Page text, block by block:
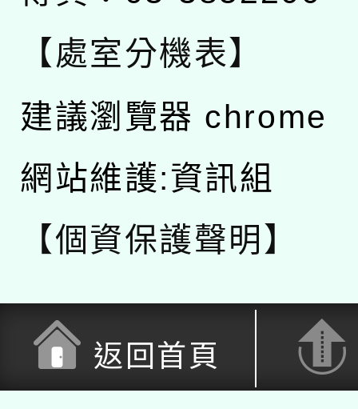
【處室分機表】
建議瀏覽器 chrome
網站維護:資訊組
【個資保護聲明】
返回首頁